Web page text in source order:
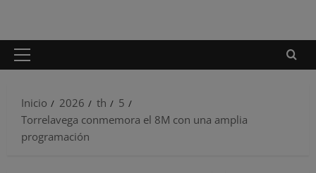
Menú
Inicio
2026 th
5
Torrelavega conmemora el 8M con una amplia
programación